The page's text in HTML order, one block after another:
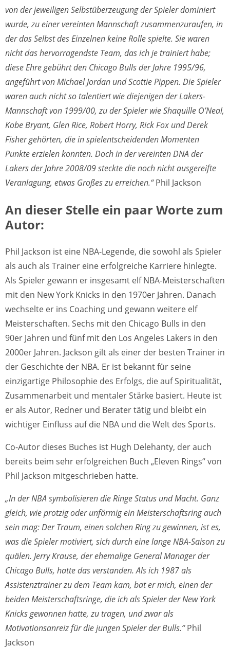
von der jeweiligen Selbstüberzeugung der Spieler dominiert
wurde, zu einer vereinten Mannschaft zusammenzuraufen, in
der das Selbst des Einzelnen keine Rolle spielte. Sie waren
nicht das hervorragendste Team, das ich je trainiert habe;
diese Ehre gebührt den Chicago Bulls der Jahre 1995/96,
angeführt von Michael Jordan und Scottie Pippen. Die Spieler
waren auch nicht so talentiert wie diejenigen der Lakers-
Mannschaft von 1999/00, zu der Spieler wie Shaquille O’Neal,
Kobe Bryant, Glen Rice, Robert Horry, Rick Fox und Derek
Fisher gehörten, die in spielentscheidenden Momenten
Punkte erzielen konnten. Doch in der vereinten DNA der
Lakers der Jahre 2008/09 steckte die noch nicht ausgereifte
Veranlagung, etwas Großes zu erreichen.“Phil Jackson
An dieser Stelle ein paar Worte zum
Autor:
Phil Jackson ist eine NBA-Legende, die sowohl als Spieler
als auch als Trainer eine erfolgreiche Karriere hinlegte.
Als Spieler gewann er insgesamt elf NBA-Meisterschaften
mit den New York Knicks in den 1970er Jahren. Danach
wechselte er ins Coaching und gewann weitere elf
Meisterschaften. Sechs mit den Chicago Bulls in den
90er Jahren und fünf mit den Los Angeles Lakers in den
2000er Jahren. Jackson gilt als einer der besten Trainer in
der Geschichte der NBA. Er ist bekannt für seine
einzigartige Philosophie des Erfolgs, die auf Spiritualität,
Zusammenarbeit und mentaler Stärke basiert. Heute ist
er als Autor, Redner und Berater tätig und bleibt ein
wichtiger Einfluss auf die NBA und die Welt des Sports.
Co-Autor dieses Buches ist Hugh Delehanty, der auch
bereits beim sehr erfolgreichen Buch „Eleven Rings“ von
Phil Jackson mitgeschrieben hatte.
„In der NBA symbolisieren die Ringe Status und Macht. Ganz
gleich, wie protzig oder unförmig ein Meisterschaftsring auch
sein mag: Der Traum, einen solchen Ring zu gewinnen, ist es,
was die Spieler motiviert, sich durch eine lange NBA-Saison zu
quälen. Jerry Krause, der ehemalige General Manager der
Chicago Bulls, hatte das verstanden. Als ich 1987 als
Assistenztrainer zu dem Team kam, bat er mich, einen der
beiden Meisterschaftsringe, die ich als Spieler der New York
Knicks gewonnen hatte, zu tragen, und zwar als
Motivationsanreiz für die jungen Spieler der Bulls.“Phil
Jackson